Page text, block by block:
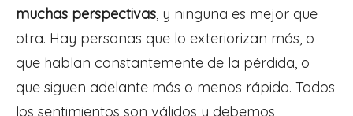
muchas perspectivas, y ninguna es mejor que
otra. Hay personas que lo exteriorizan más, o
que hablan constantemente de la pérdida, o
que siguen adelante más o menos rápido. Todos
los sentimientos son válidos y debemos